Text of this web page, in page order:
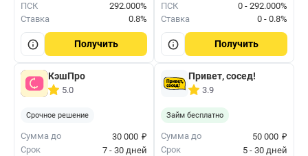
ПСК
292.000%
Ставка
0.8%
Получить
ПСК
0 - 292.000%
Ставка
0 - 0.8%
Получить
КэшПро
5.0
Срочное решение
Сумма до 30 000 ₽
Срок
7 - 30 дней
Привет, сосед!
3.9
Займ бесплатно
Сумма до 50 000 ₽
Срок
5 - 30 дней